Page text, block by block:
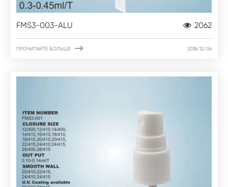
FMS3-003-ALU 2062
ПРОЧИТАЙТЕ БОЛЬШЕ  2018/12/06